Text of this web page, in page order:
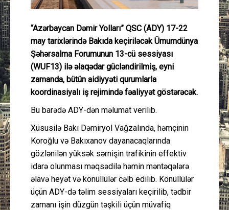
Gündəm
Cəmiyyət
Peşə etikası
Əlaqə
“Azərbaycan Dəmir Yolları” QSC (ADY) 17-22
may tarixlərində Bakıda keçiriləcək Ümumdünya
Şəhərsalma Forumunun 13-cü sessiyası
(WUF13) ilə əlaqədar gücləndirilmiş, eyni
zamanda, bütün aidiyyəti qurumlarla
koordinasiyalı iş rejimində fəaliyyət göstərəcək.
Bu barədə ADY-dən məlumat verilib.
Xüsusilə Bakı Dəmiryol Vağzalında, həmçinin
Koroğlu və Bakıxanov dayanacaqlarında
gözlənilən yüksək sərnişin trafikinin effektiv
idarə olunması məqsədilə həmin məntəqələrə
əlavə heyət və könüllülər cəlb edilib. Könüllülər
üçün ADY-də təlim sessiyaları keçirilib, tədbir
zamanı işin düzgün təşkili üçün müvafiq